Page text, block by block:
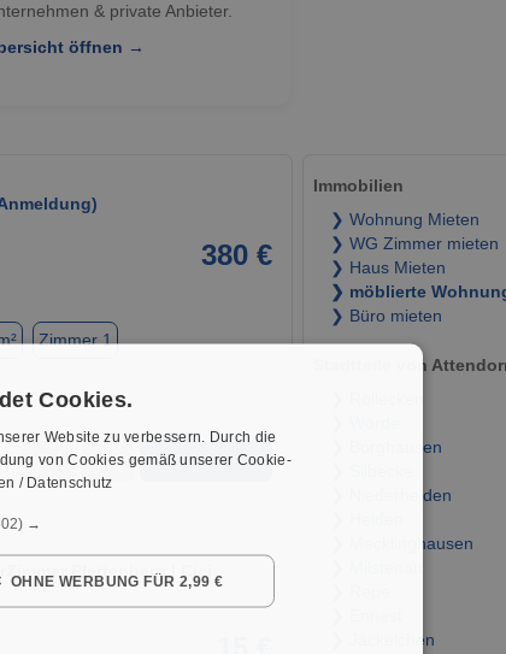
& private Anbieter.
öffnen →
380 €
Zimmer 1
★ ➦ ➜
Plettenberg | Cici
Immobilien
❯ Wohnung Mieten
❯ WG Zimmer mieten
❯ Haus Mieten
❯ möblierte
❯ Büro mieten
Stadtteile von
❯ Borghausen
❯ Niederhelden
❯ Mecklinghausen
❯ Jäckelchen
Cookies.
Website zu verbessern. Durch die
von Cookies gemäß unserer Cookie-
/ Datenschutz
→
OHNE WERBUNG FÜR 2,99 €